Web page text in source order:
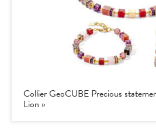
Collier GeoCUBE Precious
Lion »